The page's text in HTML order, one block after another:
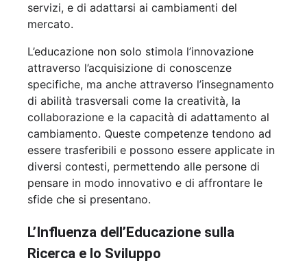
servizi, e di adattarsi ai cambiamenti del
mercato.
L’educazione non solo stimola l’innovazione
attraverso l’acquisizione di conoscenze
specifiche, ma anche attraverso l’insegnamento
di abilità trasversali come la creatività, la
collaborazione e la capacità di adattamento al
cambiamento. Queste competenze tendono ad
essere trasferibili e possono essere applicate in
diversi contesti, permettendo alle persone di
pensare in modo innovativo e di affrontare le
sfide che si presentano.
L’Influenza dell’Educazione sulla
Ricerca e lo Sviluppo